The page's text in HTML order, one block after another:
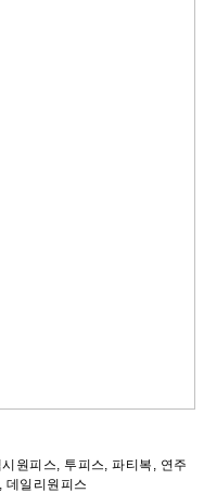
원피스, 투피스, 파티복, 연주
데일리원피스